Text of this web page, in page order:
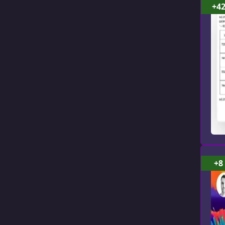
+42
+8